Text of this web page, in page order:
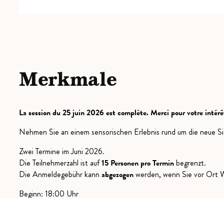
Merkmale
La session du 25 juin 2026 est complète. Merci pour votre
Nehmen Sie an einem sensorischen Erlebnis rund um die
Zwei Termine im Juni 2026.
Die Teilnehmerzahl ist auf15 Personen pro Terminbegrenzt.
Die Anmeldegebühr kann abgezogenwerden, wenn Sie vor Ort
Beginn: 18:00 Uhr